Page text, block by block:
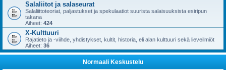
Salaliitot ja salaseurat
Salaliittoteoriat, paljastukset ja spekulaatiot suurista salaisuuksista esiripun
takana
Aiheet: 424
X-Kulttuuri
Rajatieto ja -viihde, yhdistykset, kultit, historia, eli alan kulttuuri sekä lieveilmiöt
Aiheet: 36
Normaali Keskustelu